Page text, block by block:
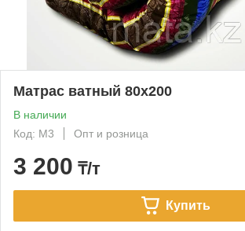
Матрас ватный 80х200
В наличии
Код: М3
Опт и розница
3 200 ₸/т
Купить